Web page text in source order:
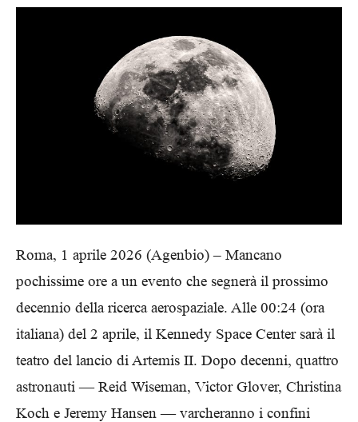
Roma, 1 aprile 2026 (Agenbio) – Mancano
pochissime ore a un evento che segnerà il prossimo
decennio della ricerca aerospaziale. Alle 00:24 (ora
italiana) del 2 aprile, il Kennedy Space Center sarà il
teatro del lancio di Artemis II. Dopo decenni, quattro
astronauti — Reid Wiseman, Victor Glover, Christina
Koch e Jeremy Hansen — varcheranno i confini